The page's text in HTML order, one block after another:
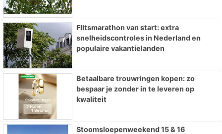
Flitsmarathon van start: extra
snelheidscontroles in Nederland en
populaire vakantielanden
Betaalbare trouwringen kopen: zo
bespaar je zonder in te leveren op
kwaliteit
Stoomsloepenweekend 15 & 16